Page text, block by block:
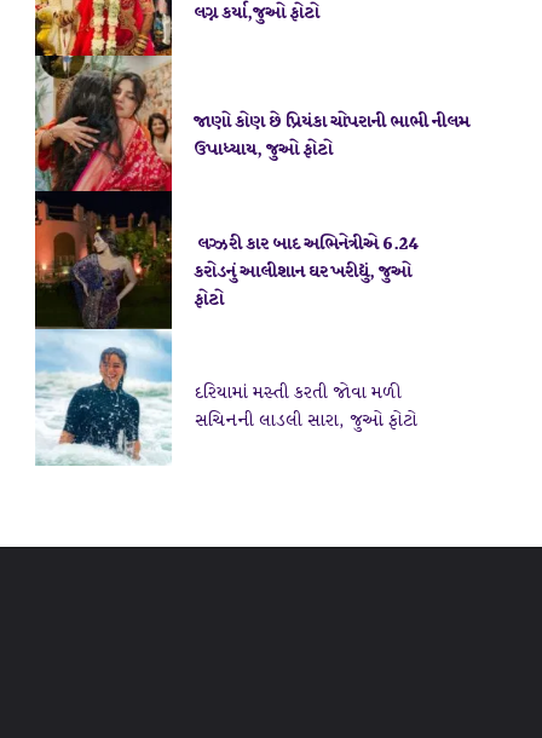
લગ્ન કર્યા,જુઓ ફોટો
જાણો કોણ છે પ્રિયંકા ચોપરાની ભાભી નીલમ
ઉપાધ્યાય, જુઓ ફોટો
લગ્ઝરી કાર બાદ અભિનેત્રીએ 6.24
કરોડનું આલીશાન ઘર ખરીદ્યું, જુઓ
ફોટો
દરિયામાં મસ્તી કરતી જોવા મળી
સચિનની લાડલી સારા, જુઓ ફોટો